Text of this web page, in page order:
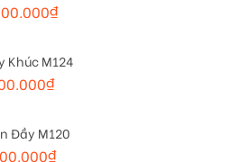
₫
Khúc M124
₫
Đầy M120
₫